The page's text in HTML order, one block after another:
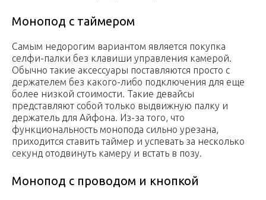
Монопод с таймером
Самым недорогим вариантом является покупка
селфи-палки без клавиши управления камерой.
Обычно такие аксессуары поставляются просто с
держателем без какого-либо подключения для еще
более низкой стоимости. Такие девайсы
представляют собой только выдвижную палку и
держатель для Айфона. Из-за того, что
функциональность монопода сильно урезана,
приходится ставить таймер и успевать за несколько
секунд отодвинуть камеру и встать в позу.
Монопод с проводом и кнопкой